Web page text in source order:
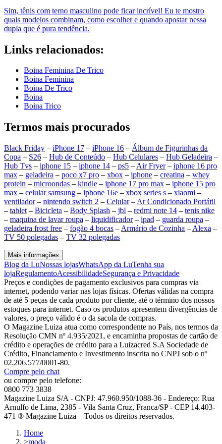
Sim, tênis com terno masculino pode ficar incrível! Eu te mostro
quais modelos combinam, como escolher e quando apostar nessa
dupla que é pura tendência.
Links relacionados:
Boina Feminina De Trico
Boina Feminina
Boina De Trico
Boina
Boina Trico
Termos mais procurados
Black Friday – iPhone 17 – iPhone 16 – Álbum de Figurinhas da
Copa – S26 – Hub de Conteúdo – Hub Celulares – Hub Geladeira –
Hub Tvs – iphone 15 – iphone 14 – ps5 – Air Fryer– iphone 16 pro
max – geladeira – poco x7 pro – xbox – iphone – creatina – whey
protein – microondas – kindle – iphone 17 pro max – iphone 15 pro
max – celular samsung – iphone 16e – xbox series s – xiaomi –
ventilador– nintendo switch 2 – Celular– Ar Condicionado Portátil
– tablet – Bicicleta – Body Splash – jbl – redmi note 14 – tenis nike
– maquina de lavar roupa – liquidificador– ipad – guarda roupa –
geladeira frost free – fogão 4 bocas – Armário de Cozinha – Alexa –
TV 50 polegadas – TV 32 polegadas
Mais informações
Blog da LuNossas lojasWhatsApp da LuTenha sua
lojaRegulamentoAcessibilidadeSegurança e Privacidade
Preços e condições de pagamento exclusivos para compras via
internet, podendo variar nas lojas físicas. Ofertas válidas na compra
de até 5 peças de cada produto por cliente, até o término dos nossos
estoques para internet. Caso os produtos apresentem divergências de
valores, o preço válido é o da sacola de compras.
O Magazine Luiza atua como correspondente no País, nos termos da
Resolução CMN nº 4.935/2021, e encaminha propostas de cartão de
crédito e operações de crédito para a Luizacred S.A Sociedade de
Crédito, Financiamento e Investimento inscrita no CNPJ sob o nº
02.206.577/0001-80.
Compre pelo chat
ou compre pelo telefone:
0800 773 3838
Magazine Luiza S/A - CNPJ: 47.960.950/1088-36 - Endereço: Rua
Arnulfo de Lima, 2385 - Vila Santa Cruz, Franca/SP - CEP 14.403-
471 ® Magazine Luiza – Todos os direitos reservados.
Home
>moda